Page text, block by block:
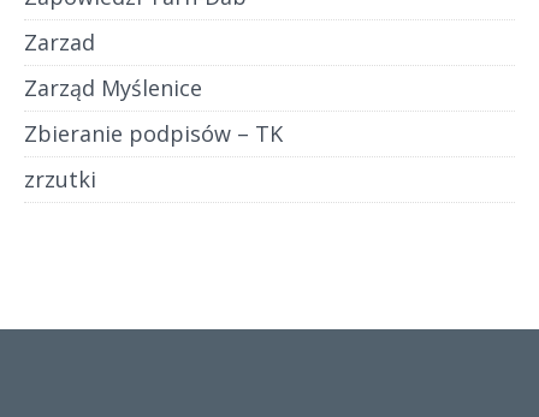
Zarzad
Zarząd Myślenice
Zbieranie podpisów – TK
zrzutki